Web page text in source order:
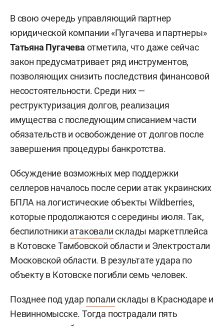
В свою очередь управляющий партнер
юридической компании «Пугачева и партнеры»
Татьяна Пугачева отметила, что даже сейчас
закон предусматривает ряд инструментов,
позволяющих снизить последствия финансовой
несостоятельности. Среди них —
реструктуризация долгов, реализация
имущества с последующим списанием части
обязательств и освобождение от долгов после
завершения процедуры банкротства.
Обсуждение возможных мер поддержки
селлеров началось после серии атак украинских
БПЛА на логистические объекты Wildberries,
которые продолжаются с середины июля. Так,
беспилотники атаковалисклады маркетплейса
в Котовске Тамбовской области и Электростали
Московской области. В результате удара по
объекту в Котовске погибли семь человек.
Позднее под удар попалисклады в Краснодаре и
Невинномысске. Тогда пострадали пять